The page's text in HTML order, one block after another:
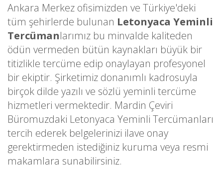
Ankara Merkez ofisimizden ve Türkiye'deki
tüm şehirlerde bulunan Letonyaca Yeminli
Tercümanlarımız bu minvalde kaliteden
ödün vermeden bütün kaynakları büyük bir
titizlikle tercüme edip onaylayan profesyonel
bir ekiptir. Şirketimiz donanımlı kadrosuyla
birçok dilde yazılı ve sözlü yeminli tercüme
hizmetleri vermektedir. Mardin Çeviri
Büromuzdaki Letonyaca Yeminli Tercümanları
tercih ederek belgelerinizi ilave onay
gerektirmeden istediğiniz kuruma veya resmi
makamlara sunabilirsiniz.